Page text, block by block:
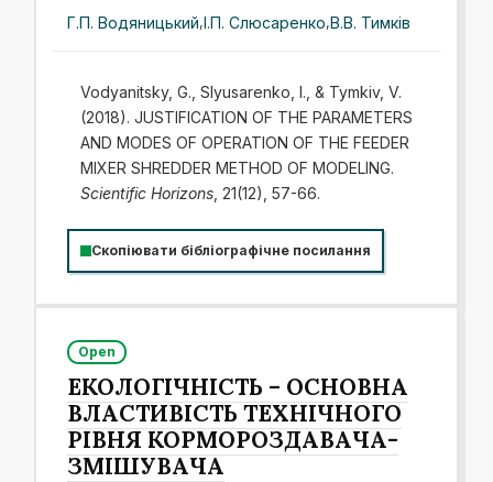
Г.П. Водяницький,І.П. Слюсаренко,В.В. Тимків
Vodyanitsky, G., Slyusarenko, I., & Tymkiv, V.
(2018). JUSTIFICATION OF THE PARAMETERS
AND MODES OF OPERATION OF THE FEEDER
MIXER SHREDDER METHOD OF MODELING.
Scientific Horizons, 21(12), 57-66.
Скопіювати бібліографічне посилання
Open
ЕКОЛОГІЧНІСТЬ – ОСНОВНА
ВЛАСТИВІСТЬ ТЕХНІЧНОГО
РІВНЯ КОРМОРОЗДАВАЧА-
ЗМІШУВАЧА